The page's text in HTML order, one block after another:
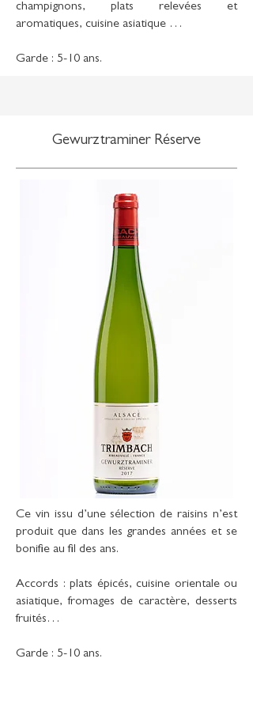
champignons, plats relevées et
aromatiques, cuisine asiatique …
Garde : 5-10 ans.
Gewurztraminer Réserve
Ce vin issu d’une sélection de raisins n’est
produit que dans les grandes années et se
bonifie au fil des ans.
Accords : plats épicés, cuisine orientale ou
asiatique, fromages de caractère, desserts
fruités…
Garde : 5-10 ans.